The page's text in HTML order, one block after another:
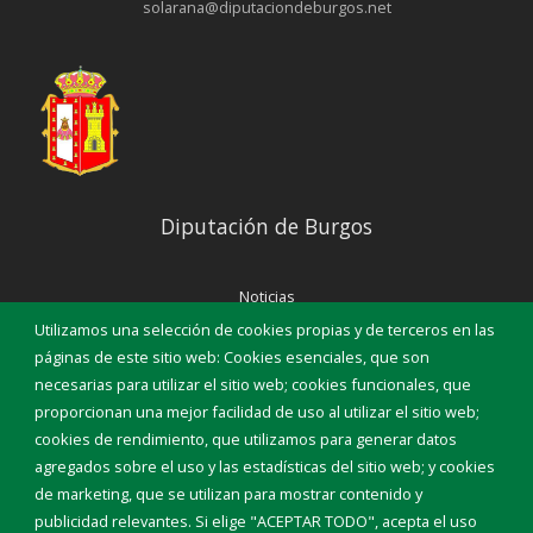
Utilizamos una selección de cookies propias y de terceros en las
páginas de este sitio web: Cookies esenciales, que son
necesarias para utilizar el sitio web; cookies funcionales, que
proporcionan una mejor facilidad de uso al utilizar el sitio web;
cookies de rendimiento, que utilizamos para generar datos
agregados sobre el uso y las estadísticas del sitio web; y cookies
de marketing, que se utilizan para mostrar contenido y
publicidad relevantes. Si elige "ACEPTAR TODO", acepta el uso
solarana@diputaciondeburgos.net
Diputación de Burgos
Noticias
Eventos
Corporación Municipal
Teléfonos de interés
INICIAR SESIÓN
MAPA WEB